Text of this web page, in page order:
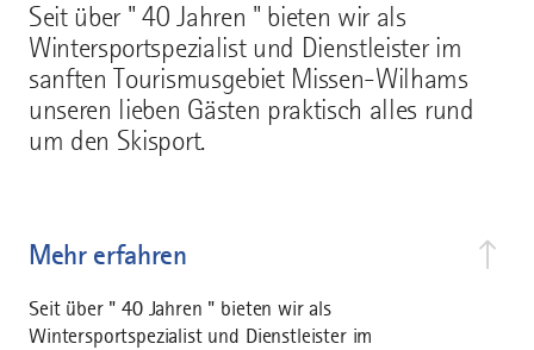
Seit über " 40 Jahren " bieten wir als
Wintersportspezialist und Dienstleister im
sanften Tourismusgebiet Missen-Wilhams
unseren lieben Gästen praktisch alles rund
um den Skisport.
Mehr erfahren
Seit über " 40 Jahren " bieten wir als
Wintersportspezialist und Dienstleister im